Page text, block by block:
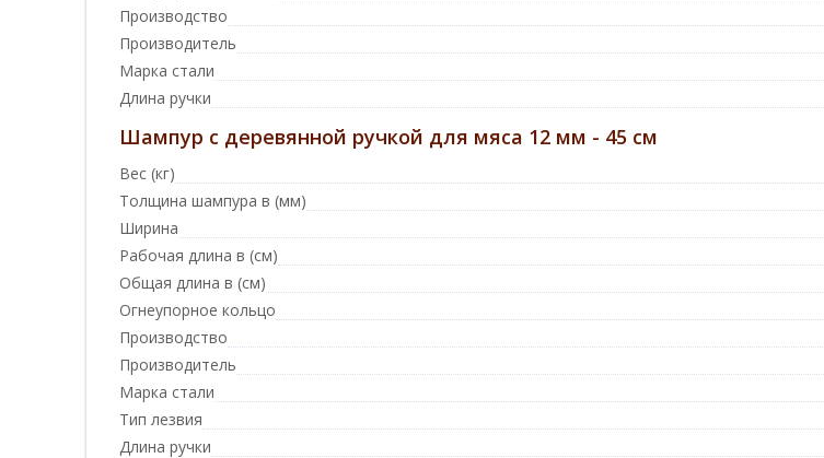
Производство
Производитель
Марка стали
Длина ручки
Шампур с деревянной ручкой для мяса 12 мм - 45 см
Вес (кг)
Толщина шампура в (мм)
Ширина
Рабочая длина в (см)
Общая длина в (см)
Огнеупорное кольцо
Производство
Производитель
Марка стали
Тип лезвия
Длина ручки